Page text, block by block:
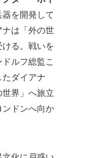
器を開発して
は「外の世
る。戦いを
ルフ総監こ
たダイアナ
界」へ旅立
ドンへ向か